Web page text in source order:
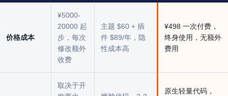
价格成本
¥5000-
20000 起
步，每次
修改额外
收费
主题 $60 + 插
件 $89/年，隐
性成本高
¥498 一次付费，
终身使用，无额外
费用
取决于开
原生轻量代码，